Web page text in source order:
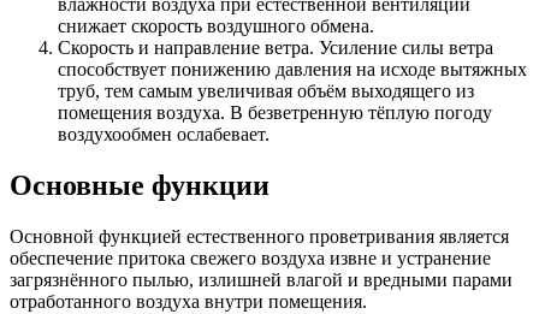
влажности воздуха при естественной вентиляции
снижает скорость воздушного обмена.
Скорость и направление ветра. Усиление силы ветра
способствует понижению давления на исходе вытяжных
труб, тем самым увеличивая объём выходящего из
помещения воздуха. В безветренную тёплую погоду
воздухообмен ослабевает.
Основные функции
Основной функцией естественного проветривания является
обеспечение притока свежего воздуха извне и устранение
загрязнённого пылью, излишней влагой и вредными парами
отработанного воздуха внутри помещения.